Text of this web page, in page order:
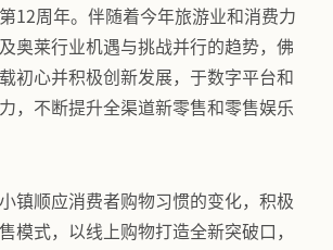
12周年。伴随着今年旅游业和消费力
奥莱行业机遇与挑战并行的趋势，佛
初心并积极创新发展，于数字平台和
，不断提升全渠道新零售和零售娱乐
镇顺应消费者购物习惯的变化，积极
模式，以线上购物打造全新突破口，